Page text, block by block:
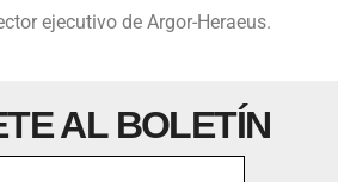
ejecutivo de Argor-Heraeus.
AL BOLETÍN